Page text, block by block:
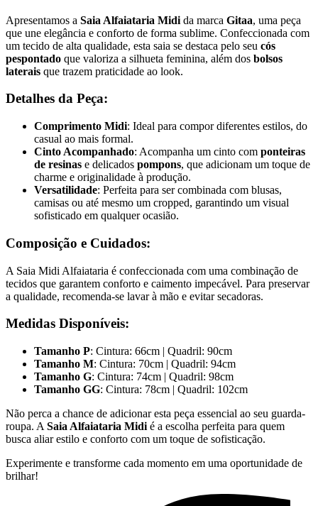
Apresentamos a Saia Alfaiataria Midi da marca Gitaa, uma peça
que une elegância e conforto de forma sublime. Confeccionada com
um tecido de alta qualidade, esta saia se destaca pelo seu cós
pespontado que valoriza a silhueta feminina, além dos bolsos
laterais que trazem praticidade ao look.
Detalhes da Peça:
Comprimento Midi: Ideal para compor diferentes estilos, do
casual ao mais formal.
Cinto Acompanhado: Acompanha um cinto com ponteiras
de resinas e delicados pompons, que adicionam um toque de
charme e originalidade à produção.
Versatilidade: Perfeita para ser combinada com blusas,
camisas ou até mesmo um cropped, garantindo um visual
sofisticado em qualquer ocasião.
Composição e Cuidados:
A Saia Midi Alfaiataria é confeccionada com uma combinação de
tecidos que garantem conforto e caimento impecável. Para preservar
a qualidade, recomenda-se lavar à mão e evitar secadoras.
Medidas Disponíveis:
Tamanho P: Cintura: 66cm | Quadril: 90cm
Tamanho M: Cintura: 70cm | Quadril: 94cm
Tamanho G: Cintura: 74cm | Quadril: 98cm
Tamanho GG: Cintura: 78cm | Quadril: 102cm
Não perca a chance de adicionar esta peça essencial ao seu guarda-
roupa. A Saia Alfaiataria Midi é a escolha perfeita para quem
busca aliar estilo e conforto com um toque de sofisticação.
Experimente e transforme cada momento em uma oportunidade de
brilhar!